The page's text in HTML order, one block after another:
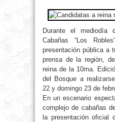
Durante el
Cabañas “Los
presentación pública a
prensa de la región,
reina de la 10ma.
del Bosque a
22 y domingo 23 de
En un escenario
complejo de cabañas
la presentación oficial